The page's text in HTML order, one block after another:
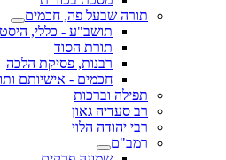
תורה שבעל פה, חכמים
תושב"ע - כללי,
תורת הסוד
רבנות, פסיקת הלכה
חכמים - אישיותם
תפילה וברכות
רב סעדיה גאון
רבי יהודה הלוי
רמב"ם